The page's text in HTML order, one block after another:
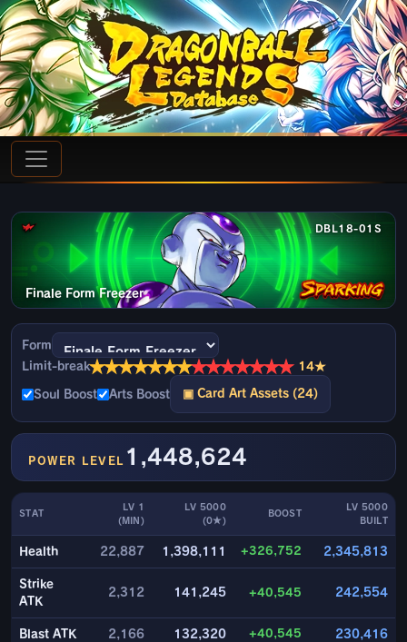
DBL18-01S
Finale Form Freezer
Form
Limit-break★★★★★★★★★★★★★★ 14★
Soul Boost Arts Boost ▣ Card Art Assets (24)
POWER LEVEL 1,448,624
STAT
LV 1
(MIN)
LV 5000
(0★)
BOOST
LV 5000
BUILT
Health 22,887 1,398,111 +326,752 2,345,813
Strike
ATK
2,312 141,245 +40,545 242,554
Blast ATK 2,166 132,320 +40,545 230,416